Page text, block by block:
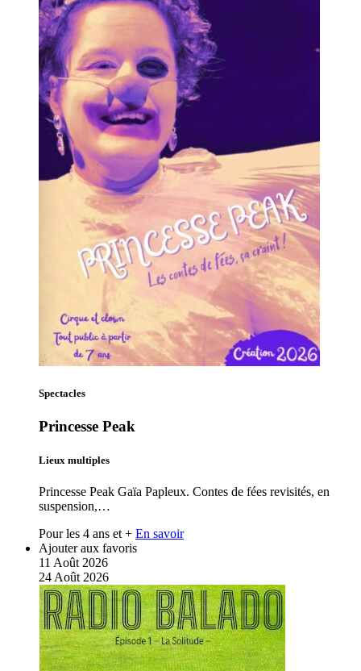
Spectacles
Princesse Peak
Lieux multiples
Princesse Peak Gaïa Papleux. Contes de fées revisités, en
suspension,…
Pour les 4 ans et + En savoir
Ajouter aux favoris
11 Août 2026
24 Août 2026